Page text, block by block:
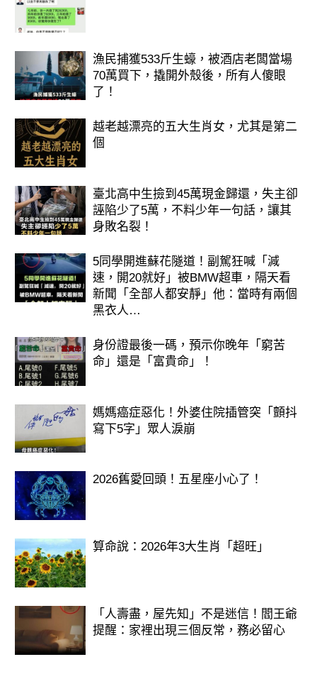
漁民捕獲533斤生蠔，被酒店老闆當場
70萬買下，撬開外殼後，所有人傻眼
了！
越老越漂亮的五大生肖女，尤其是第二
個
臺北高中生撿到45萬現金歸還，失主卻
誣陷少了5萬，不料少年一句話，讓其
身敗名裂！
5同學開進蘇花隧道！副駕狂喊「減
速，開20就好」被BMW超車，隔天看
新聞「全部人都安靜」他：當時有兩個
黑衣人…
身份證最後一碼，預示你晚年「窮苦
命」還是「富貴命」！
媽媽癌症惡化！外婆住院插管突「顫抖
寫下5字」眾人淚崩
2026舊愛回頭！五星座小心了！
算命說：2026年3大生肖「超旺」
「人壽盡，屋先知」不是迷信！閻王爺
提醒：家裡出現三個反常，務必留心